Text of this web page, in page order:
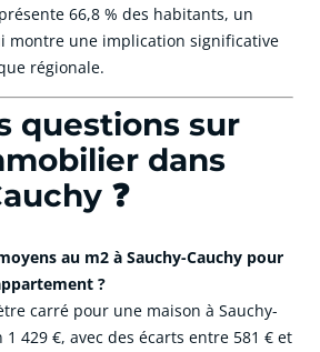
66,8 % des habitants, un
montre une implication significative
régionale.
questions sur
dans
❓
au m2 à Sauchy-Cauchy pour
?
carré pour une maison à Sauchy-
1 429 €, avec des écarts entre 581 € et